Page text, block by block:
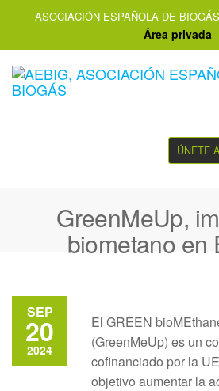
ASOCIACIÓN ESPAÑOLA DE BIOGÁS
Área privada
ÚNETE
GreenMeUp,
biometano en
SEP
20
2024
El GREEN
(GreenMeUp) es un
cofinanciado por la
objetivo aumentar la